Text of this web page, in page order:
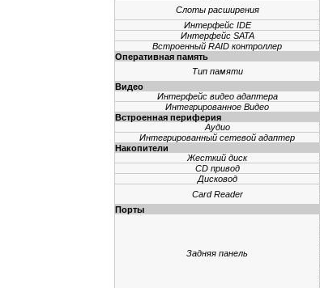
Слоты расширения
Интерфейс IDE
Интерфейс SATA
Встроенный RAID контроллер
Оперативная память
Тип памяти
Видео
Интерфейс видео адаптера
Интегрированное Видео
Встроенная периферия
Аудио
Интегрированный cетевой адаптер
Накопители
Жесткий диск
CD привод
Дисковод
Card Reader
Порты
Задняя панель